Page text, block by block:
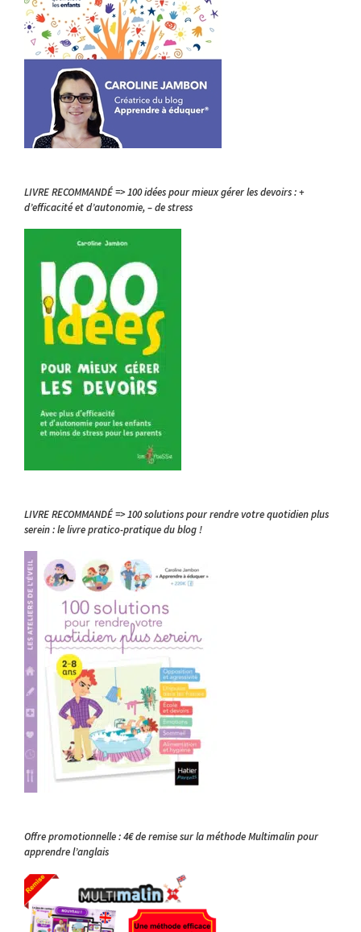
LIVRE RECOMMANDÉ => 100 idées pour mieux gérer les devoirs : +
d’efficacité et d’autonomie, – de stress
LIVRE RECOMMANDÉ => 100 solutions pour rendre votre quotidien plus
serein : le livre pratico-pratique du blog !
Offre promotionnelle : 4€ de remise sur la méthode Multimalin pour
apprendre l’anglais